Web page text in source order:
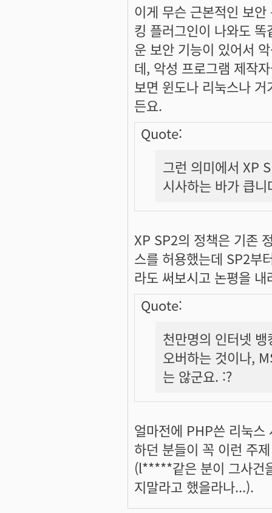
이게 무슨 근본적인 보
킹 플러그인이 나와도
운 보안 기능이 있어서
데, 악성 프로그램 제작
보면 윈도나 리눅스나
든요.
Quote:
그런 의미에서 XP
시사하는 바가 큽니
XP SP2의 정책은 기존
스를 허용했는데 SP2부
라도 써보시고 논평을
Quote:
천만명의 인터넷
오버하는 것이나,
는 않군요. :?
얼마전에 PHP쓴 리눅스
하던 분들이 꼭 이런 주
(l*****같은 분이 그사건
지말라고 했을라나...).